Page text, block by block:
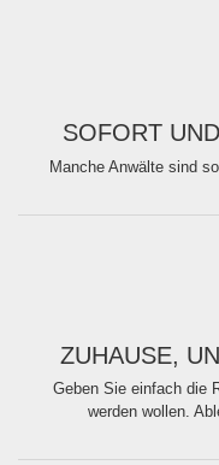
SOFORT
Manche Anwälte sind
ZUHAUSE,
Geben Sie einfach die
werden wollen.